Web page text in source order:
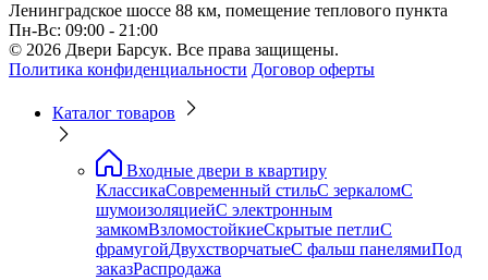
Ленинградское шоссе 88 км, помещение теплового пункта
Пн-Вс: 09:00 - 21:00
© 2026 Двери Барсук. Все права защищены.
Политика конфиденциальности Договор оферты
Каталог товаров
Входные двери в квартиру
КлассикаСовременный стильС зеркаломС
шумоизоляциейС электронным
замкомВзломостойкиеСкрытые петлиС
фрамугойДвухстворчатыеС фальш панелямиПод
заказРаспродажа